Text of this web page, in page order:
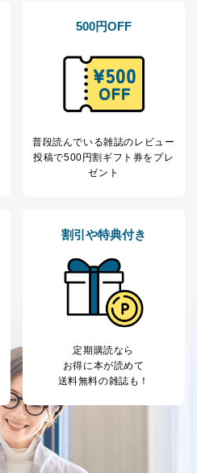
500円OFF
普段読んでいる雑誌のレビュー
投稿で500円割ギフト券をプレ
ゼント
割引や特典付き
定期購読なら
お得に本が読めて
送料無料の雑誌も！